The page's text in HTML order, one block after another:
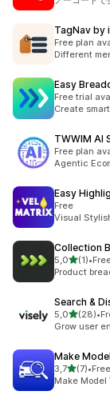
TagNav by
Free plan
Different
Easy
Free trial
Create
TWWIM AI
Free plan
Agentic
Easy
Free
Visual
Collection
5,05 yıldız
(1)
toplam 1•
Product
Search &
5,05 yıldız
(28)
toplam 28•
Grow user
Make
3,75 yıldız
(7)
toplam 7•
Make Model